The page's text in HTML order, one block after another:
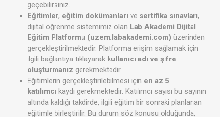
geçebilirsiniz.
Eğitimler, eğitim dokümanları ve sertifika sınavları,
dijital öğrenme sistemimiz olan Lab Akademi Dijital
Eğitim Platformu (uzem.labakademi.com) üzerinden
gerçekleştirilmektedir. Platforma erişim sağlamak için
ilgili bağlantıya tıklayarak kullanıcı adı ve şifre
oluşturmanız gerekmektedir.
Eğitimlerin gerçekleştirilebilmesi için en az 5
katılımcı kaydı gerekmektedir. Katılımcı sayısı bu sayının
altında kaldığı takdirde, ilgili eğitim bir sonraki planlanan
eğitimle birleştirilir. Bu durum söz konusu olduğunda,